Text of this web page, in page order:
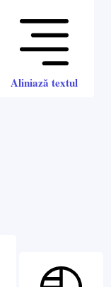
Aliniază textul